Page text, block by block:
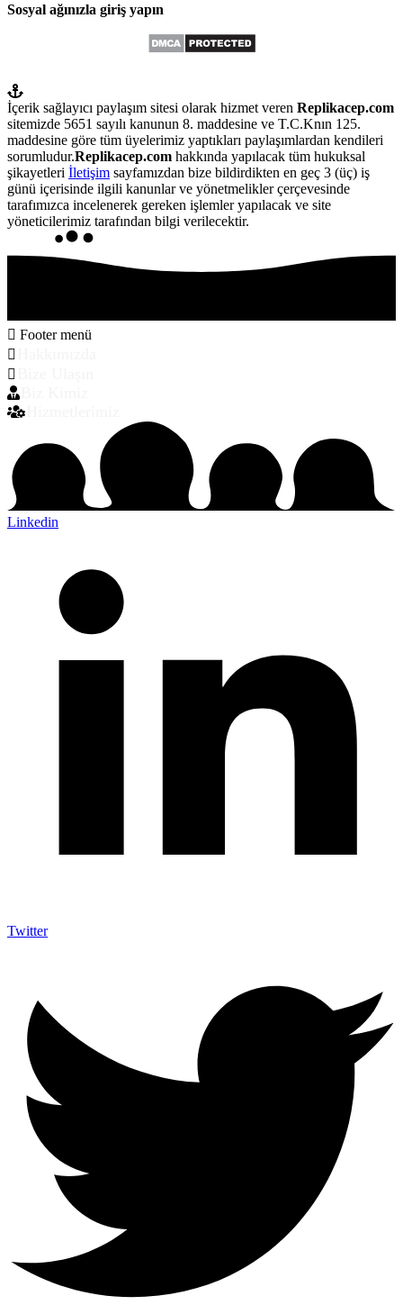
Sosyal ağınızla giriş yapın
İçerik sağlayıcı paylaşım sitesi olarak hizmet veren Replikacep.com
sitemizde 5651 sayılı kanunun 8. maddesine ve T.C.Knın 125.
maddesine göre tüm üyelerimiz yaptıkları paylaşımlardan kendileri
sorumludur.Replikacep.com hakkında yapılacak tüm hukuksal
şikayetleri İletişim sayfamızdan bize bildirdikten en geç 3 (üç) iş
günü içerisinde ilgili kanunlar ve yönetmelikler çerçevesinde
tarafımızca incelenerek gereken işlemler yapılacak ve site
yöneticilerimiz tarafından bilgi verilecektir.
Footer menü
Linkedin
Twitter